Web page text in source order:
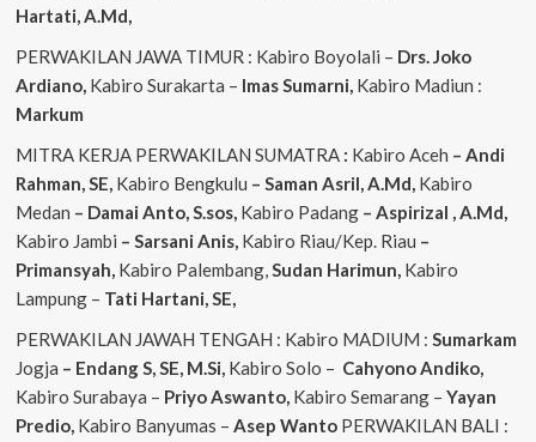
Hartati, A.Md,
PERWAKILAN JAWA TIMUR : Kabiro Boyolali – Drs. Joko
Ardiano, Kabiro Surakarta – ImasSumarni, Kabiro Madiun :
Markum
MITRA KERJA PERWAKILAN SUMATRA : Kabiro Aceh – Andi
Rahman, SE, Kabiro Bengkulu – Saman Asril, A.Md, Kabiro
Medan – Damai Anto, S.sos, Kabiro Padang– Aspirizal , A.Md,
Kabiro Jambi – Sarsani Anis, Kabiro Riau/Kep. Riau –
Primansyah, Kabiro Palembang,Sudan Harimun, Kabiro
Lampung – Tati Hartani, SE,
PERWAKILAN JAWAH TENGAH : Kabiro MADIUM : Sumarkam
Jogja – Endang S, SE, M.Si, Kabiro Solo – CahyonoAndiko,
Kabiro Surabaya – PriyoAswanto, Kabiro Semarang – Yayan
Predio, Kabiro Banyumas – Asep WantoPERWAKILAN BALI :